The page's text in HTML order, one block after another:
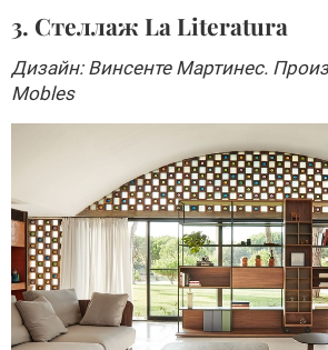
3. Стеллаж La Literatura
Дизайн: Винсенте Мартинес.
Mobles